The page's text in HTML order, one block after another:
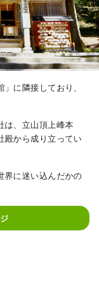
に隣接しており、
は、立山頂上峰本
殿から成り立ってい
界に迷い込んだかの